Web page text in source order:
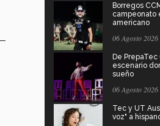
Borregos
campeonato
americano
06 Agosto 2026
De PrepaTec
escenario
sueño
06 Agosto 2026
Tec y UT
voz" a